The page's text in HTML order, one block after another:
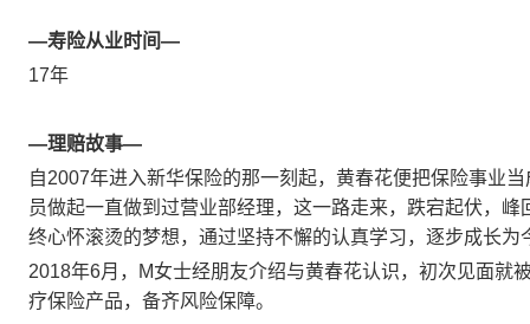
—寿险从业时间—
17年
—理赔故事—
自2007年进入新华保险的那一刻起，黄春花便把保险事业
员做起一直做到过营业部经理，这一路走来，跌宕起伏，
终心怀滚烫的梦想，通过坚持不懈的认真学习，逐步成长为
2018年6月，M女士经朋友介绍与黄春花认识，初次见面就
疗保险产品，备齐风险保障。